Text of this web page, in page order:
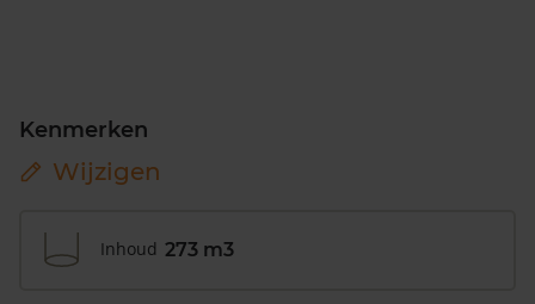
Kenmerken
Wijzigen
Inhoud 273 m3